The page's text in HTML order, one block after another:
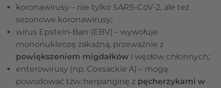
koronawirusy – nie tylko SARS-CoV-2, ale też
sezonowe koronawirusy;
wirus Epstein-Barr (EBV) – wywołuje
mononukleozę zakaźną, przeważnie z
powiększeniem migdałków i węzłów chłonnych;
enterowirusy (np. Coxsackie A) – mogą
powodować tzw. herpanginę z pęcherzykami w